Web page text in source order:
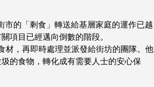
市的「剩食」轉送給基層家庭的運作已越
項目已經邁向倒數的階段。
材，再即時處理並派發給街坊的團隊。他
的食物，轉化成有需要人士的安心保